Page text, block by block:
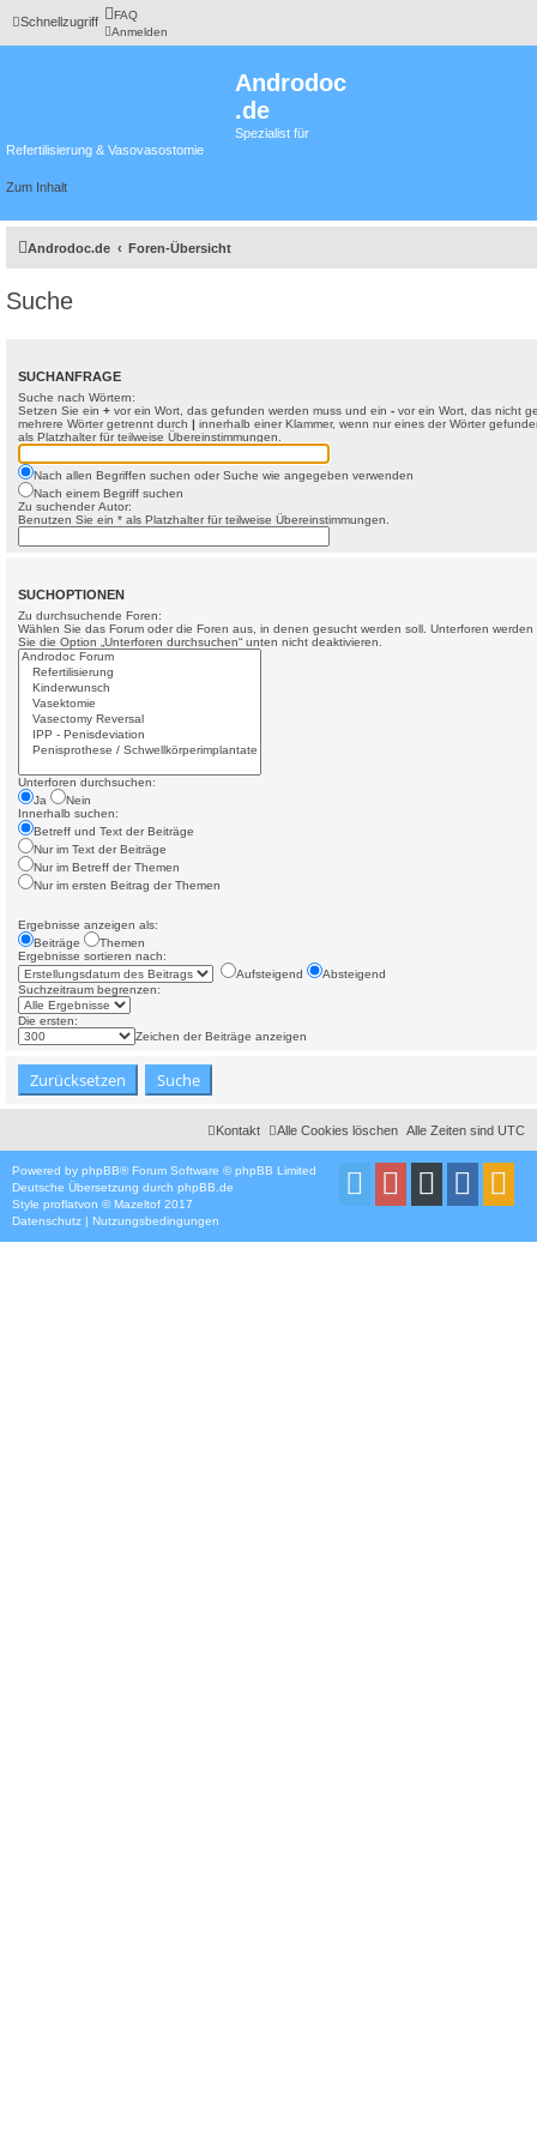
Schnellzugriff
FAQ
Anmelden
Androdoc
.de
Spezialist für
Refertilisierung & Vasovasostomie
Zum Inhalt
Androdoc.de Foren-Übersicht
Suche
SUCHANFRAGE
Suche nach Wörtern:
Setzen Sie ein + vor ein Wort, das gefunden werden muss und ein - vor ein Wort, das nicht
mehrere Wörter getrennt durch | innerhalb einer Klammer, wenn nur eines der Wörter
als Platzhalter für teilweise Übereinstimmungen.
Nach allen Begriffen suchen oder Suche wie angegeben verwenden
Nach einem Begriff suchen
Zu suchender Autor:
Benutzen Sie ein * als Platzhalter für teilweise Übereinstimmungen.
SUCHOPTIONEN
Zu durchsuchende Foren:
Wählen Sie das Forum oder die Foren aus, in denen gesucht werden soll. Unterforen
Sie die Option „Unterforen durchsuchen“ unten nicht deaktivieren.
Unterforen durchsuchen:
Ja
Nein
Innerhalb suchen:
Betreff und Text der Beiträge
Nur im Text der Beiträge
Nur im Betreff der Themen
Nur im ersten Beitrag der Themen
Ergebnisse anzeigen als:
Beiträge
Themen
Ergebnisse sortieren nach:
Aufsteigend
Absteigend
Suchzeitraum begrenzen:
Die ersten:
Zeichen der Beiträge anzeigen
Alle Zeiten sind UTC
Alle Cookies löschen
Kontakt
Powered by phpBB® Forum Software © phpBB Limited
Deutsche Übersetzung durch phpBB.de
Style proflatvon ©Mazeltof 2017
Datenschutz | Nutzungsbedingungen